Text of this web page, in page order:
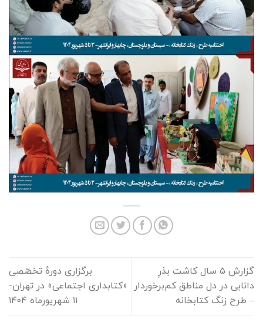
گزارش ۵ سال کاشت بذرِ
دانایی در دل مناطق کم‌برخوردار
– طرح زنگ کتابخانه
برگزاری دورهٔ تخصّصی
«کتابداری اجتماعی» در تهران-
۱۱ شهریورماه ۱۴۰۴